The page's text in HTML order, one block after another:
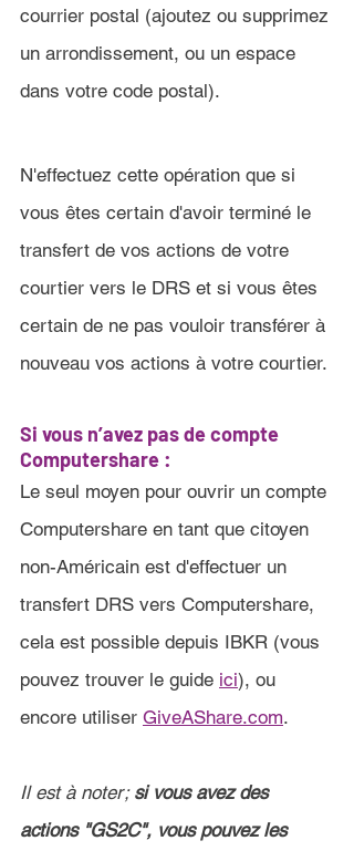
courrier postal (ajoutez ou supprimez
un arrondissement, ou un espace
dans votre code postal).
N'effectuez cette opération que si
vous êtes certain d'avoir terminé le
transfert de vos actions de votre
courtier vers le DRS et si vous êtes
certain de ne pas vouloir transférer à
nouveau vos actions à votre courtier.
Si vous n’avez pas de compte
Computershare :
Le seul moyen pour ouvrir un compte
Computershare en tant que citoyen
non-Américain est d'effectuer un
transfert DRS vers Computershare,
cela est possible depuis IBKR (vous
pouvez trouver le guide ici), ou
encore utiliser GiveAShare.com.
Il est à noter; si vous avez des
actions "GS2C", vous pouvez les